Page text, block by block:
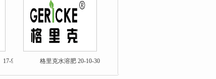
9-34 格里克水溶肥 20-10-30